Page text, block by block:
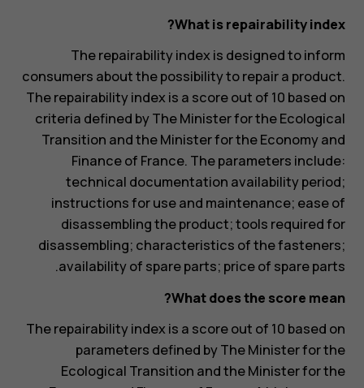
What is repairability index?
The repairability index is designed to inform
consumers about the possibility to repair a product.
The repairability index is a score out of 10 based on
criteria defined by The Minister for the Ecological
Transition and the Minister for the Economy and
Finance of France. The parameters include:
technical documentation availability period;
instructions for use and maintenance; ease of
disassembling the product; tools required for
disassembling; characteristics of the fasteners;
availability of spare parts; price of spare parts.
What does the score mean?
The repairability index is a score out of 10 based on
parameters defined by The Minister for the
Ecological Transition and the Minister for the